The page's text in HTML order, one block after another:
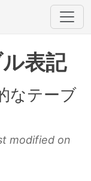
表記
なテーブ
modified on